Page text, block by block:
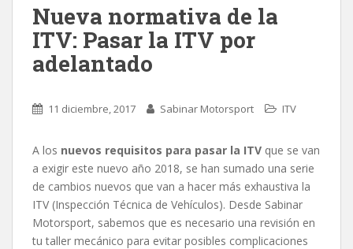
Nueva normativa de la
ITV: Pasar la ITV por
adelantado
11 diciembre, 2017 Sabinar Motorsport ITV
A los nuevos requisitos para pasar la ITV que se van
a exigir este nuevo año 2018, se han sumado una serie
de cambios nuevos que van a hacer más exhaustiva la
ITV (Inspección Técnica de Vehículos). Desde Sabinar
Motorsport, sabemos que es necesario una revisión en
tu taller mecánico para evitar posibles complicaciones